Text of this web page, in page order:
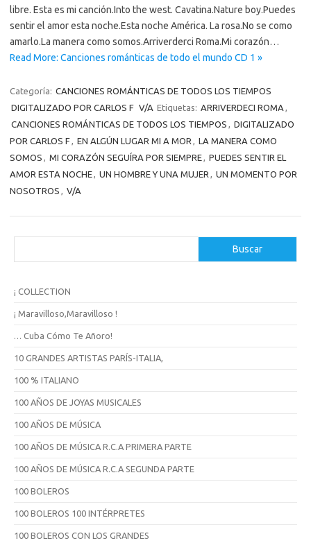
libre. Esta es mi canción.Into the west. Cavatina.Nature boy.Puedes
sentir el amor esta noche.Esta noche América. La rosa.No se como
amarlo.La manera como somos.Arriverderci Roma.Mi corazón…
Read More: Canciones románticas de todo el mundo CD 1 »
Categoría: CANCIONES ROMÁNTICAS DE TODOS LOS TIEMPOS
DIGITALIZADO POR CARLOS F V/A Etiquetas: ARRIVERDECI ROMA ,
CANCIONES ROMÁNTICAS DE TODOS LOS TIEMPOS , DIGITALIZADO
POR CARLOS F, EN ALGÚN LUGAR MI A MOR , LA MANERA COMO
SOMOS , MI CORAZÓN SEGUÍRA POR SIEMPRE, PUEDES SENTIR EL
AMOR ESTA NOCHE, UN HOMBRE Y UNA MUJER , UN MOMENTO POR
NOSOTROS , V/A
a
Buscar
¡ COLLECTION
¡ Maravilloso,Maravilloso !
… Cuba Cómo Te Añoro!
10 GRANDES ARTISTAS PARÍS-ITALIA,
100 % ITALIANO
100 AÑOS DE JOYAS MUSICALES
100 AÑOS DE MÚSICA
100 AÑOS DE MÚSICA R.C.A PRIMERA PARTE
100 AÑOS DE MÚSICA R.C.A SEGUNDA PARTE
100 BOLEROS
100 BOLEROS 100 INTÉRPRETES
100 BOLEROS CON LOS GRANDES